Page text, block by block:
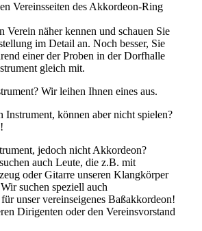
Vereinsseiten des Akkordeon-Ring
Verein näher kennen und schauen Sie
im Detail an. Noch besser, Sie
einer der Proben in der Dorfhalle
gleich mit.
Wir leihen Ihnen eines aus.
Instrument, können aber nicht spielen?
jedoch nicht Akkordeon?
auch Leute, die z.B. mit
oder Gitarre unseren Klangkörper
suchen speziell auch
unser vereinseigenes Baßakkordeon!
Dirigenten oder den Vereinsvorstand